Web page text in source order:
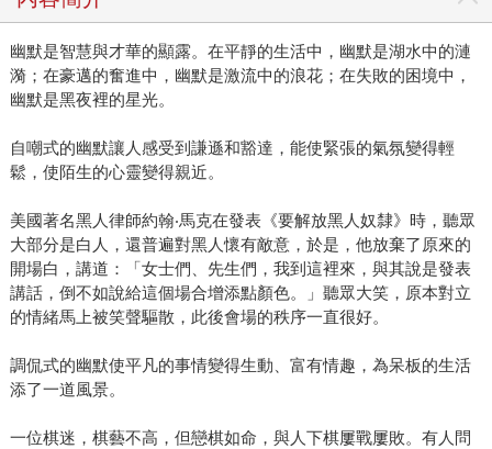
幽默是智慧與才華的顯露。在平靜的生活中，幽默是湖水中的漣
漪；在豪邁的奮進中，幽默是激流中的浪花；在失敗的困境中，
幽默是黑夜裡的星光。
自嘲式的幽默讓人感受到謙遜和豁達，能使緊張的氣氛變得輕
鬆，使陌生的心靈變得親近。
美國著名黑人律師約翰‧馬克在發表《要解放黑人奴隸》時，聽眾
大部分是白人，還普遍對黑人懷有敵意，於是，他放棄了原來的
開場白，講道：「女士們、先生們，我到這裡來，與其說是發表
講話，倒不如說給這個場合增添點顏色。」聽眾大笑，原本對立
的情緒馬上被笑聲驅散，此後會場的秩序一直很好。
調侃式的幽默使平凡的事情變得生動、富有情趣，為呆板的生活
添了一道風景。
一位棋迷，棋藝不高，但戀棋如命，與人下棋屢戰屢敗。有人問